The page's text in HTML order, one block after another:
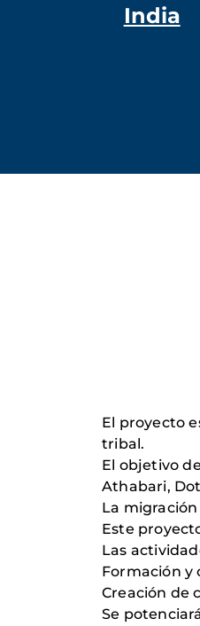
India
El proyecto
tribal.
El objetivo
Athabari,
La
Este
Las
Formación y
Creación de
Se